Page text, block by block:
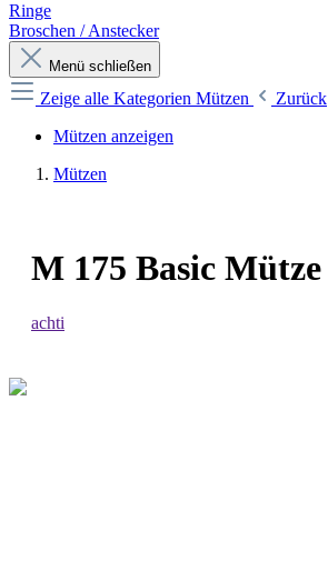
Ringe
Broschen / Anstecker
Menü schließen
Zeige alle Kategorien Mützen
Zurück
Mützen anzeigen
Mützen
M 175 Basic Mütze
achti